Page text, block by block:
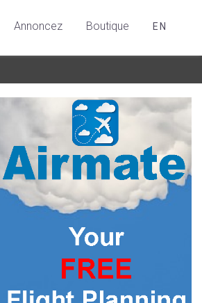
Annoncez Boutique EN